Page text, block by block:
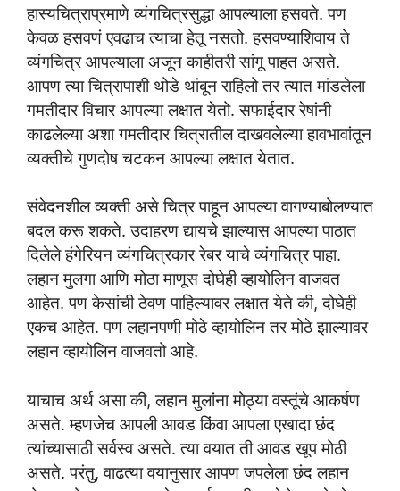
हास्यचित्राप्रमाणे व्यंगचित्रसुद्धा आपल्याला हसवते. पण
केवळ हसवणं एवढाच त्याचा हेतू नसतो. हसवण्याशिवाय ते
व्यंगचित्र आपल्याला अजून काहीतरी सांगू पाहत असते.
आपण त्या चित्रापाशी थोडे थांबून राहिलो तर त्यात मांडलेला
गमतीदार विचार आपल्या लक्षात येतो. सफाईदार रेषांनी
काढलेल्या अशा गमतीदार चित्रातील दाखवलेल्या हावभावांतून
व्यक्तीचे गुणदोष चटकन आपल्या लक्षात येतात.
संवेदनशील व्यक्ती असे चित्र पाहून आपल्या वागण्याबोलण्यात
बदल करू शकते. उदाहरण द्यायचे झाल्यास आपल्या पाठात
दिलेले हंगेरियन व्यंगचित्रकार रेबर याचे व्यंगचित्र पाहा.
लहान मुलगा आणि मोठा माणूस दोघेही व्हायोलिन वाजवत
आहेत. पण केसांची ठेवण पाहिल्यावर लक्षात येते की, दोघेही
एकच आहेत. पण लहानपणी मोठे व्हायोलिन तर मोठे झाल्यावर
लहान व्हायोलिन वाजवतो आहे.
याचाच अर्थ असा की, लहान मुलांना मोठ्या वस्तूंचे आकर्षण
असते. म्हणजेच आपली आवड किंवा आपला एखादा छंद
त्यांच्यासाठी सर्वस्व असते. त्या वयात ती आवड खूप मोठी
असते. परंतु, वाढत्या वयानुसार आपण जपलेला छंद लहान